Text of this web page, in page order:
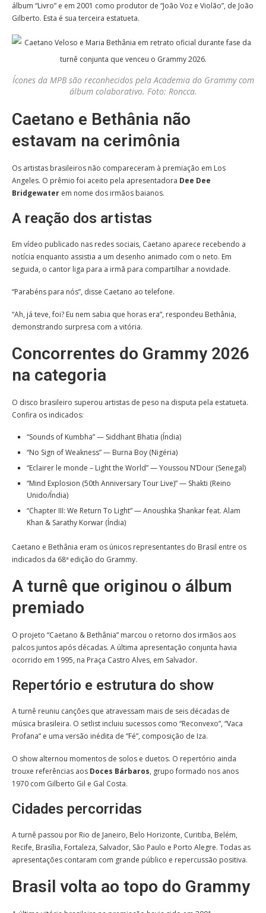
álbum “Livro” e em 2001 como produtor de “João Voz e Violão”, de João
Gilberto. Esta é sua terceira estatueta.
Ícones da MPB são reconhecidos pela Academia do Grammy com
álbum colaborativo. Foto: Roncca.
Caetano e Bethânia não
estavam na cerimônia
Os artistas brasileiros não compareceram à premiação em Los
Angeles. O prêmio foi aceito pela apresentadora Dee Dee
Bridgewater em nome dos irmãos baianos.
A reação dos artistas
Em vídeo publicado nas redes sociais, Caetano aparece recebendo a
notícia enquanto assistia a um desenho animado com o neto. Em
seguida, o cantor liga para a irmã para compartilhar a novidade.
“Parabéns para nós”, disse Caetano ao telefone.
“Ah, já teve, foi? Eu nem sabia que horas era”, respondeu Bethânia,
demonstrando surpresa com a vitória.
Concorrentes do Grammy 2026
na categoria
O disco brasileiro superou artistas de peso na disputa pela estatueta.
Confira os indicados:
“Sounds of Kumbha” — Siddhant Bhatia (Índia)
“No Sign of Weakness” — Burna Boy (Nigéria)
“Eclairer le monde – Light the World” — Youssou N’Dour (Senegal)
“Mind Explosion (50th Anniversary Tour Live)” — Shakti (Reino
Unido/Índia)
“Chapter III: We Return To Light” — Anoushka Shankar feat. Alam
Khan & Sarathy Korwar (Índia)
Caetano e Bethânia eram os únicos representantes do Brasil entre os
indicados da 68ª edição do Grammy.
A turnê que originou o álbum
premiado
O projeto “Caetano & Bethânia” marcou o retorno dos irmãos aos
palcos juntos após décadas. A última apresentação conjunta havia
ocorrido em 1995, na Praça Castro Alves, em Salvador.
Repertório e estrutura do show
A turnê reuniu canções que atravessam mais de seis décadas de
música brasileira. O setlist incluiu sucessos como “Reconvexo”, “Vaca
Profana” e uma versão inédita de “Fé”, composição de Iza.
O show alternou momentos de solos e duetos. O repertório ainda
trouxe referências aos Doces Bárbaros, grupo formado nos anos
1970 com Gilberto Gil e Gal Costa.
Cidades percorridas
A turnê passou por Rio de Janeiro, Belo Horizonte, Curitiba, Belém,
Recife, Brasília, Fortaleza, Salvador, São Paulo e Porto Alegre. Todas as
apresentações contaram com grande público e repercussão positiva.
Brasil volta ao topo do Grammy